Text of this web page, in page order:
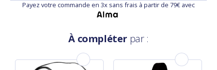
Payez votre commande en 3x sans frais à partir de 79€ avec
À compléter par :